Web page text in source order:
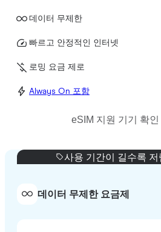
데이터 무제한
빠르고 안정적인 인터넷
로밍 요금 제로
Always On 포함
eSIM 지원 기기 확인
사용 기간이 길수록 저
데이터 무제한 요금제